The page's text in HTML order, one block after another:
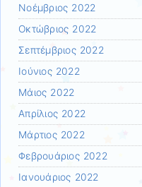
Νοέμβριος 2022
Οκτώβριος 2022
Σεπτέμβριος 2022
Ιούνιος 2022
Μάιος 2022
Απρίλιος 2022
Μάρτιος 2022
Φεβρουάριος 2022
Ιανουάριος 2022